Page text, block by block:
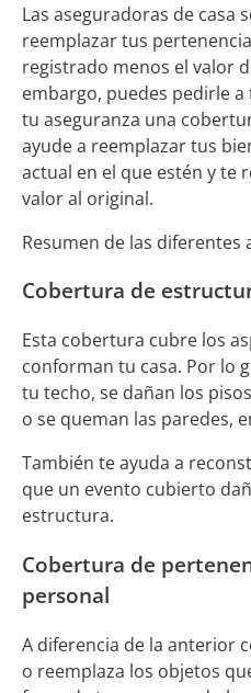
Las aseguradoras de casa
reemplazar tus
registrado menos el valor
embargo, puedes pedirle
tu aseguranza una
ayude a reemplazar tus
actual en el que estén y te
valor al original.
Resumen de las diferentes
Cobertura de
Esta cobertura cubre los
conforman tu casa. Por lo
tu techo, se dañan los
o se queman las paredes,
También te ayuda a
que un evento cubierto
estructura.
Cobertura de
personal
A diferencia de la anterior
o reemplaza los objetos